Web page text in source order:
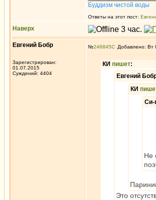
Буддизм чистой воды
Ответы на этот пост:
Наверх
Евгений Бобр
Зарегистрирован:
01.07.2015
Суждений: 4404
№246845 Добавлено: Вт
КИ пишет:
Евгений
КИ
Си-
Не
Это